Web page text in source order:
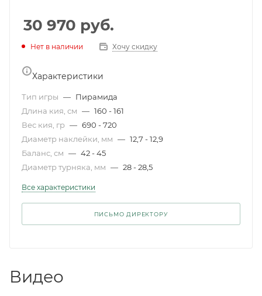
30 970 руб.
Нет в наличии Хочу скидку
Характеристики
Тип игры — Пирамида
Длина кия, см — 160 - 161
Вес кия, гр — 690 - 720
Диаметр наклейки, мм — 12,7 - 12,9
Баланс, см — 42 - 45
Диаметр турняка, мм — 28 - 28,5
Все характеристики
ПИСЬМО ДИРЕКТОРУ
Видео